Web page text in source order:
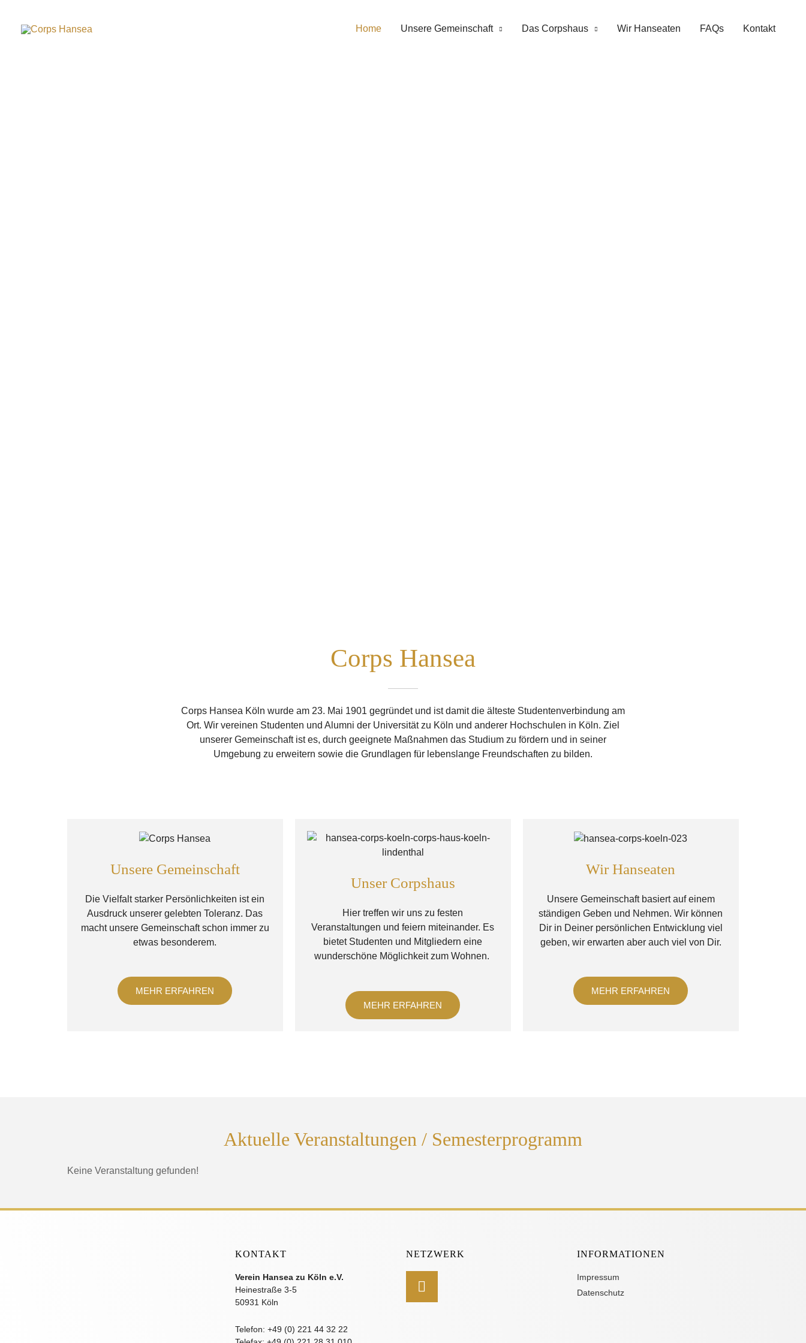
Home Unsere Gemeinschaft Das Corpshaus Wir Hanseaten FAQs Kontakt
Corps Hansea
Corps Hansea Köln wurde am 23. Mai 1901 gegründet und ist damit die älteste Studentenverbindung am
Ort. Wir vereinen Studenten und Alumni der Universität zu Köln und anderer Hochschulen in Köln. Ziel
unserer Gemeinschaft ist es, durch geeignete Maßnahmen das Studium zu fördern und in seiner
Umgebung zu erweitern sowie die Grundlagen für lebenslange Freundschaften zu bilden.
Unsere Gemeinschaft
Die Vielfalt starker Persönlichkeiten ist ein
Ausdruck unserer gelebten Toleranz. Das
macht unsere Gemeinschaft schon immer zu
etwas besonderem.
MEHR ERFAHREN
Unser Corpshaus
Hier treffen wir uns zu festen
Veranstaltungen und feiern miteinander. Es
bietet Studenten und Mitgliedern eine
wunderschöne Möglichkeit zum Wohnen.
MEHR ERFAHREN
Wir Hanseaten
Unsere Gemeinschaft basiert auf einem
ständigen Geben und Nehmen. Wir können
Dir in Deiner persönlichen Entwicklung viel
geben, wir erwarten aber auch viel von Dir.
MEHR ERFAHREN
Aktuelle Veranstaltungen / Semesterprogramm
Keine Veranstaltung gefunden!
KONTAKT
Verein Hansea zu Köln e.V.
Heinestraße 3-5
50931 Köln
Telefon: +49 (0) 221 44 32 22
NETZWERK INFORMATIONEN
Impressum
Datenschutz